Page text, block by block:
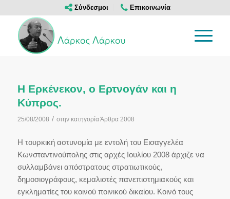
Σύνδεσμοι Επικοινωνία
Η Ερκένεκον, ο Ερτνογάν και η
Κύπρος.
25/08/2008 / στην κατηγορίαΆρθρα 2008
Η τουρκική αστυνομία με εντολή του Εισαγγελέα
Κωνσταντινούπολης στις αρχές Ιουλίου 2008 άρχιζε να
συλλαμβάνει απόστρατους στρατιωτικούς,
δημοσιογράφους, κεμαλιστές πανεπιστημιακούς και
εγκληματίες του κοινού ποινικού δικαίου. Κοινό τους